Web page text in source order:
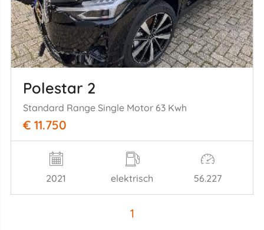
Polestar 2
Standard Range Single Motor 63 Kwh
€ 11.750
2021 elektrisch 56.227
1